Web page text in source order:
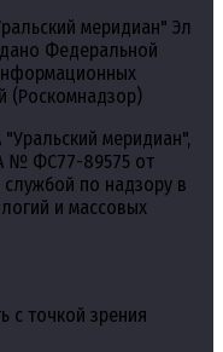
меридиан" Эл
Федеральной
(Роскомнадзор)
меридиан",
№ ФС77-89575 от
по надзору в
и массовых
с точкой зрения